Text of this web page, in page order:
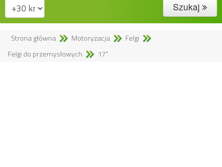
Szukaj
Strona główna Motoryzacja
Felgi
Felgi do przemysłowych
17"